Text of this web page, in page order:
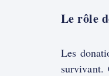
Le rôle
Les
survivant.